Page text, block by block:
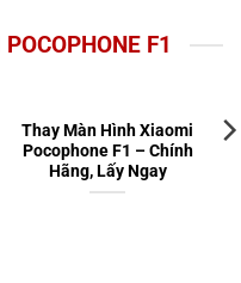
F1
Thay Màn Hình Xiaomi
Pocophone F1 – Chính
Hãng, Lấy Ngay